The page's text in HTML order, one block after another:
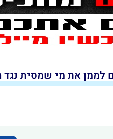
לממן את מי שמסית נגד